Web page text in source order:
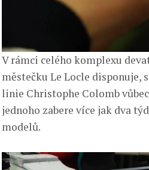
V rámci celého komplexu
městečku Le Locle disponuje,
linie Christophe Colomb
jednoho zabere více jak dva
modelů.